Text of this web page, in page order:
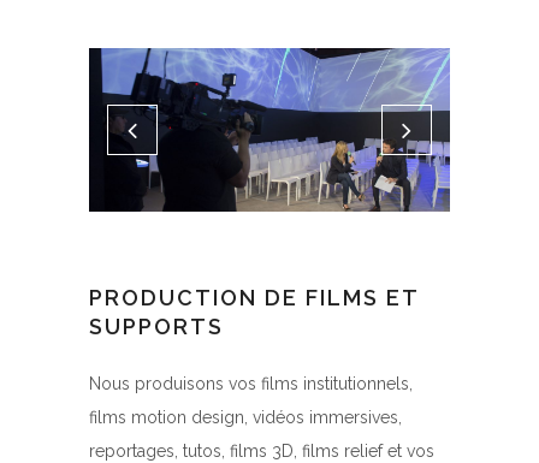
PRODUCTION DE FILMS ET
SUPPORTS
Nous produisons vos films institutionnels,
films motion design, vidéos immersives,
reportages, tutos, films 3D, films relief et vos